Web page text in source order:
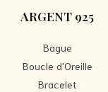
ARGENT 925
Bague
Boucle d'Oreille
Bracelet